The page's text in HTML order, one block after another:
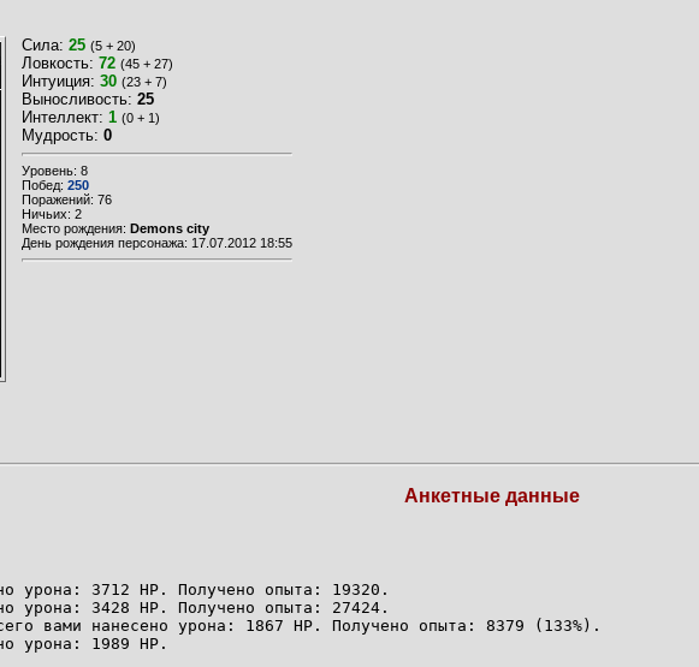
Сила: 25 (5 + 20)
Ловкость: 72 (45 + 27)
Интуиция: 30 (23 + 7)
Выносливость: 25
Интеллект: 1 (0 + 1)
Мудрость: 0
Уровень: 8
Побед: 250
Поражений: 76
Ничьих: 2
Место рождения: Demons city
День рождения персонажа: 17.07.2012 18:55
Анкетные данные
урона: 3712 HP. Получено опыта: 19320.
урона: 3428 HP. Получено опыта: 27424.
вами нанесено урона: 1867 HP. Получено опыта: 8379 (133%).
урона: 1989 HP.